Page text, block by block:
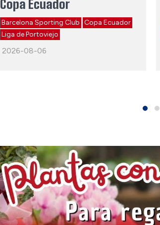
Copa Ecuador
Barcelona Sporting Club Copa Ecuador
Liga de Portoviejo
2026-08-06